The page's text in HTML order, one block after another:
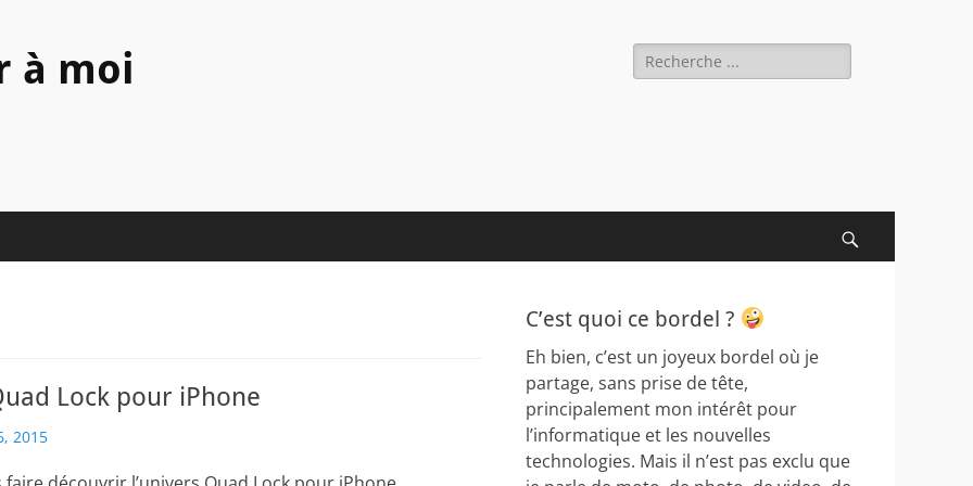
à moi Rechercher :
Lock pour iPhone
2015
C’est quoi ce bordel ?
Eh bien, c’est un joyeux bordel où je
partage, sans prise de tête,
principalement mon intérêt pour
l’informatique et les nouvelles
technologies. Mais il n’est pas exclu que